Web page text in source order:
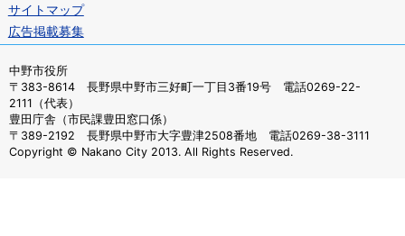
サイトマップ
広告掲載募集
中野市役所
〒383-8614 長野県中野市三好町一丁目3番19号 電話0269-22-
2111（代表）
豊田庁舎（市民課豊田窓口係）
〒389-2192 長野県中野市大字豊津2508番地 電話0269-38-3111
Copyright © Nakano City 2013. All Rights Reserved.